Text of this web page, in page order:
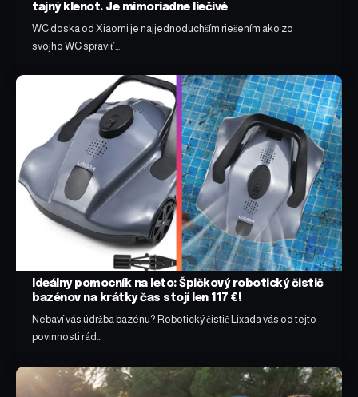
tajný klenot. Je mimoriadne liečivé
WC doska od Xiaomi je najjednoduchším riešením ako zo
svojho WC spraviť…
Ideálny pomocník na leto: Špičkový robotický čistič
bazénov na krátky čas stojí len 117 €!
Nebaví vás údržba bazénu? Robotický čistič Lixada vás od tejto
povinnosti rád…